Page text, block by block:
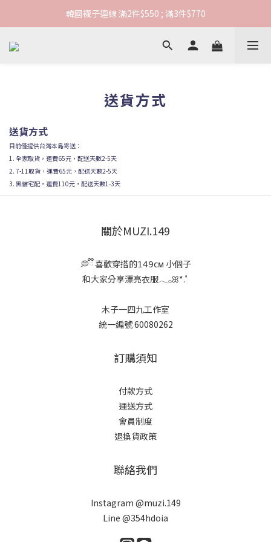
韓國襪子連線 滿2件$550 ; 滿3件$770
韓國襪子連線 滿2件$550 ; 滿3件$770
連線期間滿1000元享超商免運
送貨方式
送貨方式
目前僅提供台灣本島寄送：
1. 全家取貨，運費65元，配送天數2-5天
2. 7-11取貨，運費65元，配送天數2-5天
3. 黑貓宅配，運費110元，配送天數1-3天
關於MUZI.149
💭ྀི 喜歡穿搭的𝟣𝟦𝟫ᴄᴍ 小個子
和大家分享漂亮衣服𓂃𓂂ꕤ*.ﾟ
木子一四九工作室
統一編號 60080262
訂購須知
付款方式
運送方式
會員制度
退換貨政策
聯絡我們
Instagram @muzi.149
Line @354hdoia